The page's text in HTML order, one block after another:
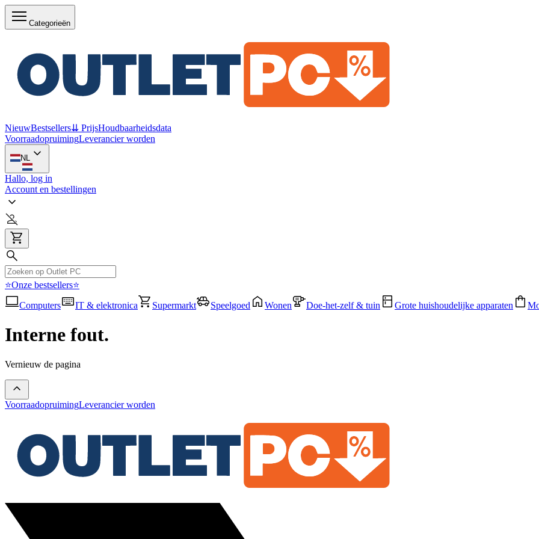
Categorieën
NieuwBestsellers⇊ PrijsHoudbaarheidsdata
VoorraadopruimingLeverancier worden
NL
Hallo, log in
Account en bestellingen
⭐Onze bestsellers⭐
Computers
IT & elektronica Supermarkt Speelgoed Wonen Doe-het-zelf & tuin Grote huishoudelijke apparaten
Interne fout.
Vernieuw de pagina
VoorraadopruimingLeverancier worden